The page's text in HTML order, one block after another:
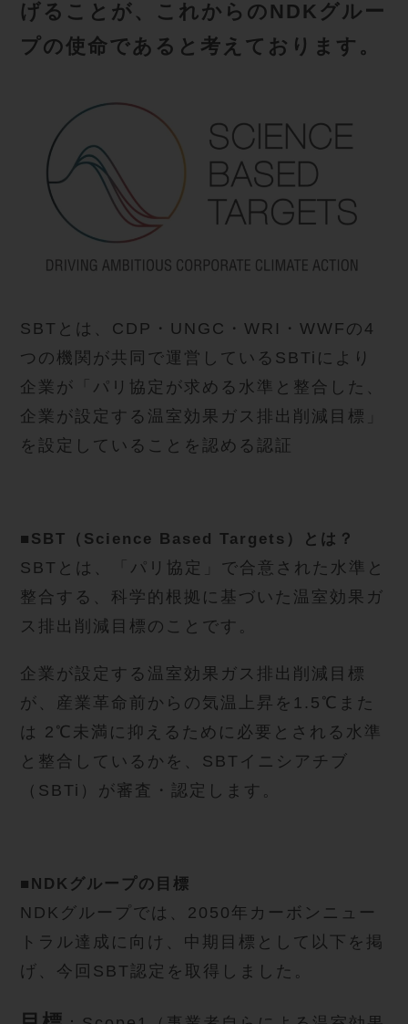
げることが、これからのNDKグルー
プの使命であると考えております。
SBTとは、CDP・UNGC・WRI・WWFの4
つの機関が共同で運営しているSBTiにより
企業が「パリ協定が求める水準と整合した、
企業が設定する温室効果ガス排出削減目標」
を設定していることを認める認証
■SBT（Science Based Targets）とは？
SBTとは、「パリ協定」で合意された水準と
整合する、科学的根拠に基づいた温室効果ガ
ス排出削減目標のことです。
企業が設定する温室効果ガス排出削減目標
が、産業革命前からの気温上昇を1.5℃また
は 2℃未満に抑えるために必要とされる水準
と整合しているかを、SBTイニシアチブ
（SBTi）が審査・認定します。
■NDKグループの目標
NDKグループでは、2050年カーボンニュー
トラル達成に向け、中期目標として以下を掲
げ、今回SBT認定を取得しました。